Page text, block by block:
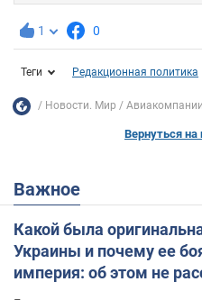
1 0
Теги Редакционная политика
Новости. Мир
Вернуться на
Важное
Какой была
Украины и почему ее
империя: об этом не